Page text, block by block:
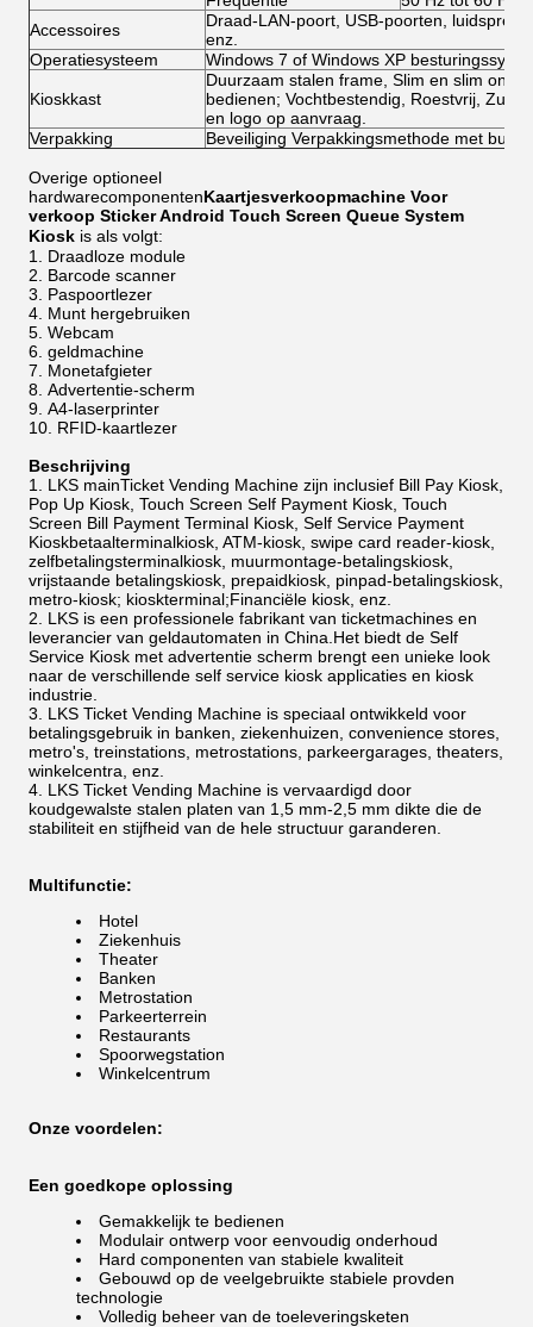
Accessoires
Draad-LAN-poort, USB-poorten,
enz.
Operatiesysteem
Windows 7 of Windows XP
Kioskkast
Duurzaam stalen frame, Slim en slim
bedienen; Vochtbestendig, Roestvrij,
en logo op aanvraag.
Verpakking
Beveiliging Verpakkingsmethode met
Overige optioneel
hardwarecomponentenKaartjesverkoopmachine Voor
verkoop Sticker Android Touch Screen Queue System
Kiosk is als volgt:
Draadloze module
Barcode scanner
Paspoortlezer
Munt hergebruiken
Webcam
geldmachine
Monetafgieter
Advertentie-scherm
A4-laserprinter
RFID-kaartlezer
Beschrijving
LKS mainTicket Vending Machine zijn inclusief Bill Pay Kiosk,
Pop Up Kiosk, Touch Screen Self Payment Kiosk, Touch
Screen Bill Payment Terminal Kiosk, Self Service Payment
Kioskbetaalterminalkiosk, ATM-kiosk, swipe card reader-kiosk,
zelfbetalingsterminalkiosk, muurmontage-betalingskiosk,
vrijstaande betalingskiosk, prepaidkiosk, pinpad-betalingskiosk,
metro-kiosk; kioskterminal;Financiële kiosk, enz.
LKS is een professionele fabrikant van ticketmachines en
leverancier van geldautomaten in China.Het biedt de Self
Service Kiosk met advertentie scherm brengt een unieke look
naar de verschillende self service kiosk applicaties en kiosk
industrie.
LKS Ticket Vending Machine is speciaal ontwikkeld voor
betalingsgebruik in banken, ziekenhuizen, convenience stores,
metro's, treinstations, metrostations, parkeergarages, theaters,
winkelcentra, enz.
LKS Ticket Vending Machine is vervaardigd door
koudgewalste stalen platen van 1,5 mm-2,5 mm dikte die de
stabiliteit en stijfheid van de hele structuur garanderen.
Multifunctie:
Hotel
Ziekenhuis
Theater
Banken
Metrostation
Parkeerterrein
Restaurants
Spoorwegstation
Winkelcentrum
Onze voordelen:
Een goedkope oplossing
Gemakkelijk te bedienen
Modulair ontwerp voor eenvoudig onderhoud
Hard componenten van stabiele kwaliteit
Gebouwd op de veelgebruikte stabiele provden
technologie
Volledig beheer van de toeleveringsketen